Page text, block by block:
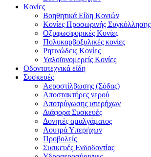
Κονίες
Βοηθητικά Είδη Κονιών
Κονίες Προσωρινής Συγκόλλησης
Οξυφωσφορικές Κονίες
Πολυκαρβοξυλικές κονίες
Ρητινώδεις Κονίες
Υαλοϊονομερείς Κονίες
Οδοντοτεχνικά είδη
Συσκευές
Αεροστίλβωσης (Σόδας)
Αποστακτήρες νερού
Αποτρύγωσης υπερήχων
Διάφορα Συσκευές
Δονητές αμαλγάματος
Λουτρά Υπερήχων
Προβολείς
Συσκευές Ενδοδοντίας